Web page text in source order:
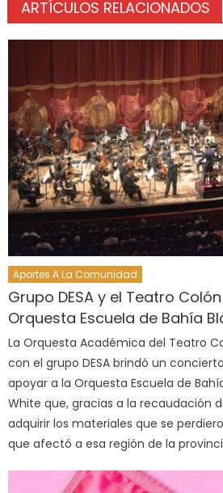
ARTÍCULOS RELACIONADOS
Aportes A La Comunidad
Grupo DESA y el Teatro
Orquesta Escuela de Bahía
La Orquesta Académica del Teatro
con el grupo DESA brindó un
apoyar a la Orquesta Escuela de
White que, gracias a la recaudación
adquirir los materiales que se
que afectó a esa región de la